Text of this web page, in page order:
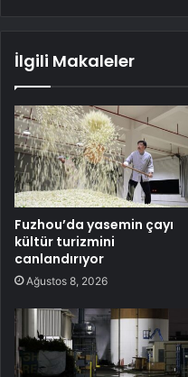
İlgili Makaleler
Fuzhou’da yasemin çayı
kültür turizmini
canlandırıyor
Ağustos 8, 2026